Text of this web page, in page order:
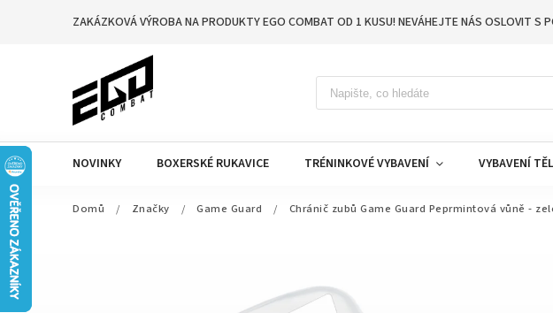
ZAKÁZKOVÁ VÝROBA NA PRODUKTY EGO COMBAT OD 1 KUSU! NEVÁHEJTE NÁS OSLOVIT S
NOVINKY BOXERSKÉ RUKAVICE TRÉNINKOVÉ VYBAVENÍ VYBAVENÍ
Domů / Značky / Game Guard / Chránič zubů Game Guard Peprmintová vůně -